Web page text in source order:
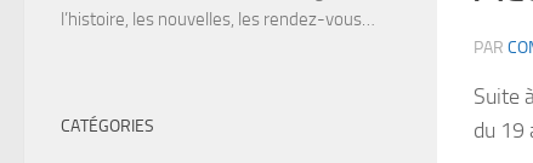
PAR
Suite
du 19
l’histoire, les nouvelles, les rendez-vous…
CATÉGORIES